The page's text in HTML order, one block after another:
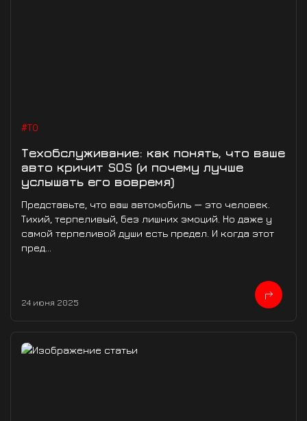
#ТО
Техобслуживание: как понять, что ваше
авто кричит SOS (и почему лучше
услышать его вовремя)
Представьте, что ваш автомобиль — это человек.
Тихий, терпеливый, без лишних эмоций. Но даже у
самой терпеливой души есть предел. И когда этот
пред...
24 июня 2025